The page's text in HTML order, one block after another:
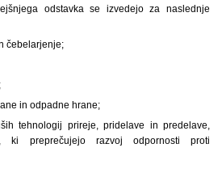
odstavka se izvedejo za naslednje
čebelarjenje;
in odpadne hrane;
tehnologij prireje, pridelave in predelave,
ki preprečujejo razvoj odpornosti proti